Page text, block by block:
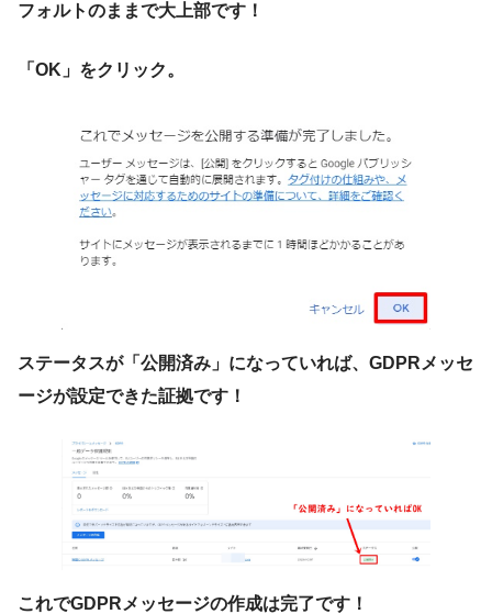
フォルトのままで大上部です！
「OK」をクリック。
ステータスが「公開済み」になっていれば、GDPRメッセ
ージが設定できた証拠です！
これでGDPRメッセージの作成は完了です！